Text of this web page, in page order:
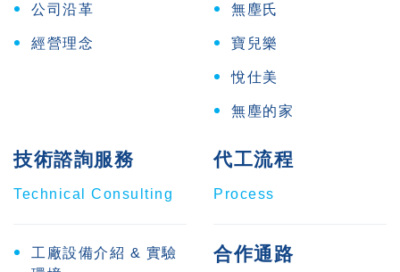
公司沿革
經營理念
無塵氏
寶兒樂
悅仕美
無塵的家
技術諮詢服務
Technical Consulting
工廠設備介紹 & 實驗
代工流程
Process
合作通路